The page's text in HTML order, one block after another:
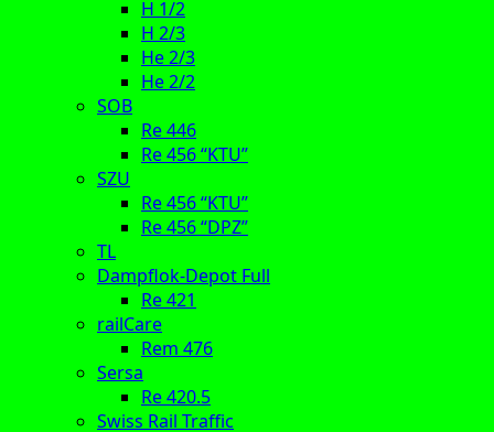
H 1/2
H 2/3
He 2/3
He 2/2
SOB
Re 446
Re 456 “KTU”
SZU
Re 456 “KTU”
Re 456 “DPZ”
TL
Dampflok-Depot Full
Re 421
railCare
Rem 476
Sersa
Re 420.5
Swiss Rail Traffic